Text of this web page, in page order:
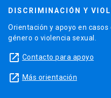
DISCRIMINACIÓN Y
Orientación y apoyo en
género o violencia sexual.
launch Contacto para apoyo
launch Más orientación